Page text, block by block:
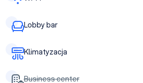
Lobby bar
Klimatyzacja
Business center